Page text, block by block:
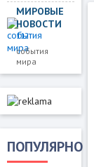
МИРОВЫЕ
НОВОСТИ
112
события
мира
ПОПУЛЯРНО